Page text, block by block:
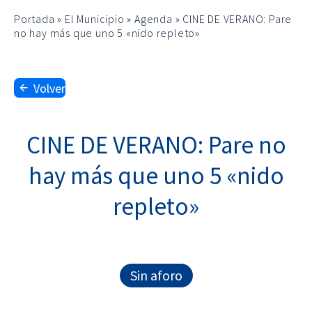
Portada » El Municipio »Agenda » CINE DE VERANO: Pare
no hay más que uno 5 «nido repleto»
Volver
CINE DE VERANO: Pare no
hay más que uno 5 «nido
repleto»
Sin aforo